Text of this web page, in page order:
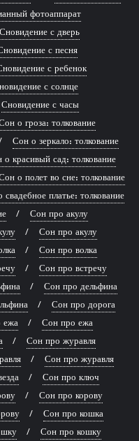
фотоаппарат
Сновидение с дверь
с песня
с ребенок
с солнце
Сновидение с часы
о гроза: толкование
Сон о зеркало: толкование
о красивый сад: толкование
о полет во сне: толкование
платье: толкование
Сон про акулу
Сон про акулу
Сон про волка
Сон про встречу
Сон про дельфина
Сон про дорога
ежа
Сон про ежа
Сон про журавля
Сон про журавля
Сон про ключ
Сон про корову
Сон про кошка
Сон про кошку